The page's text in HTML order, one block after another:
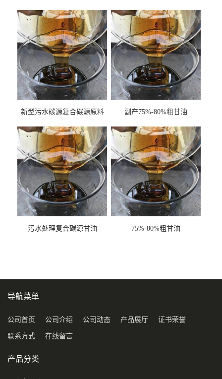
新型污水碳源复合碳源原料
副产75%-80%粗甘油
污水处理复合碳源甘油
75%-80%粗甘油
导航菜单
公司首页 公司介绍 公司动态 产品展厅 证书荣誉
联系方式 在线留言
产品分类